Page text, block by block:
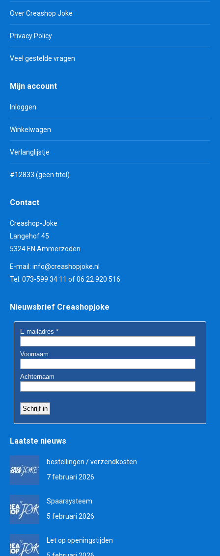
Over Creashop Joke
Privacy Policy
Veel gestelde vragen
Mijn account
Inloggen
Winkelwagen
Verlanglijstje
#12833 (geen titel)
Contact
Creashop-Joke
Langehof 45
5324 EN Ammerzoden
E-mail: info@creashopjoke.nl
Tel: 073-599 34 11 of 06 22 920 516
Nieuwsbrief Creashopjoke
Laatste nieuws
bestellingen / verzendkosten
7 februari 2026
Spaarsysteem
5 februari 2026
Let op openingstijden